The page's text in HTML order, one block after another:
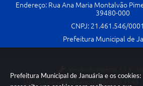
Prefeitura Municipal de Januária e os cookies:
Endereço: Rua Ana Maria Montalvão
39480-000
CNPJ: 21.461.546/
Prefeitura Municipal de